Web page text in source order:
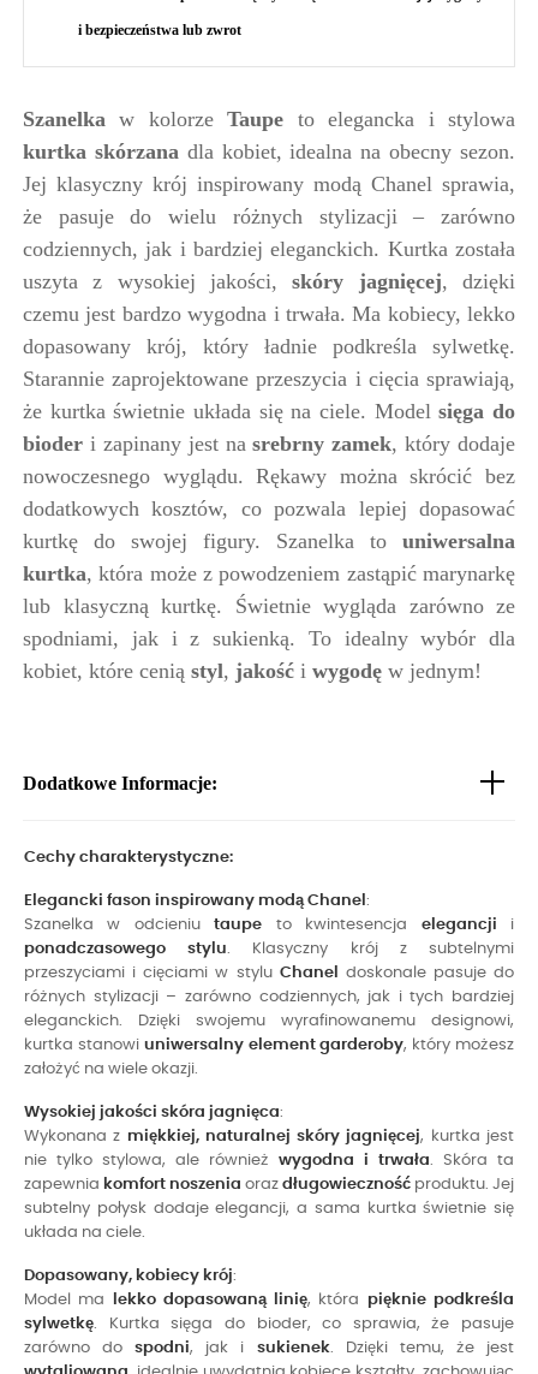
i bezpieczeństwa lub zwrot
Szanelka w kolorzeTaupe to elegancka i stylowa
kurtka skórzanadla kobiet, idealna na obecny sezon.
Jej klasyczny krój inspirowany modą Chanel sprawia,
że pasuje do wielu różnych stylizacji – zarówno
codziennych, jak i bardziej eleganckich. Kurtka została
uszyta z wysokiej jakości,skóry jagnięcej, dzięki
czemu jest bardzo wygodna i trwała. Ma kobiecy, lekko
dopasowany krój, który ładnie podkreśla sylwetkę.
Starannie zaprojektowane przeszycia i cięcia sprawiają,
że kurtka świetnie układa się na ciele. Modelsięga do
bioder i zapinany jest nasrebrny zamek, który dodaje
nowoczesnego wyglądu. Rękawy można skrócić bez
dodatkowych kosztów, co pozwala lepiej dopasować
kurtkę do swojej figury. Szanelka to uniwersalna
kurtka, która może z powodzeniem zastąpić marynarkę
lub klasyczną kurtkę. Świetnie wygląda zarówno ze
spodniami, jak i z sukienką. To idealny wybór dla
kobiet, które cenią styl, jakość i wygodę w jednym!
Dodatkowe Informacje:
Cechy charakterystyczne:
Elegancki fason inspirowany modą Chanel :
Szanelka w odcieniutaupe to kwintesencja elegancji i
ponadczasowego stylu. Klasyczny krój z subtelnymi
przeszyciami i cięciami w stylu Chanel
doskonale pasuje do
różnych stylizacji – zarówno codziennych, jak i tych bardziej
eleganckich. Dzięki swojemu wyrafinowanemu designowi,
kurtka stanowi uniwersalny element garderoby, który możesz
założyć na wiele okazji.
Wysokiej jakości skóra jagnięca:
Wykonana z miękkiej, naturalnej skóry jagnięcej, kurtka jest
nie tylko stylowa, ale również wygodna i trwała. Skóra ta
zapewnia komfort noszenia oraz długowieczność produktu. Jej
subtelny połysk dodaje elegancji, a sama kurtka świetnie się
układa na ciele.
Dopasowany, kobiecy krój:
Model ma
lekko dopasowaną linię, która pięknie podkreśla
sylwetkę. Kurtka sięga do bioder, co sprawia, że pasuje
zarówno dospodni, jak i sukienek. Dzięki temu, że jest